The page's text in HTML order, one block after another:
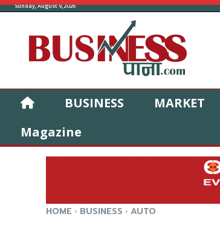
Sunday, August 9, 2026
BUSINESS MARKET
Magazine
HOME BUSINESS AUTO